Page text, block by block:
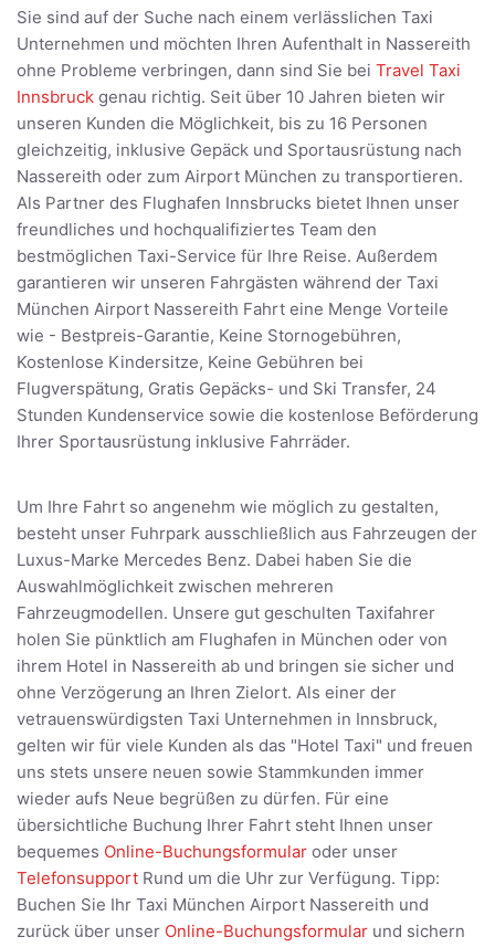
Sie sind auf der Suche nach einem verlässlichen Taxi
Unternehmen und möchten Ihren Aufenthalt in Nassereith
ohne Probleme verbringen, dann sind Sie bei Travel Taxi
Innsbruck genau richtig. Seit über 10 Jahren bieten wir
unseren Kunden die Möglichkeit, bis zu 16 Personen
gleichzeitig, inklusive Gepäck und Sportausrüstung nach
Nassereith oder zum Airport München zu transportieren.
Als Partner des Flughafen Innsbrucks bietet Ihnen unser
freundliches und hochqualifiziertes Team den
bestmöglichen Taxi-Service für Ihre Reise. Außerdem
garantieren wir unseren Fahrgästen während der Taxi
München Airport Nassereith Fahrt eine Menge Vorteile
wie - Bestpreis-Garantie, Keine Stornogebühren,
Kostenlose Kindersitze, Keine Gebühren bei
Flugverspätung, Gratis Gepäcks- und Ski Transfer, 24
Stunden Kundenservice sowie die kostenlose Beförderung
Ihrer Sportausrüstung inklusive Fahrräder.
Um Ihre Fahrt so angenehm wie möglich zu gestalten,
besteht unser Fuhrpark ausschließlich aus Fahrzeugen der
Luxus-Marke Mercedes Benz. Dabei haben Sie die
Auswahlmöglichkeit zwischen mehreren
Fahrzeugmodellen. Unsere gut geschulten Taxifahrer
holen Sie pünktlich am Flughafen in München oder von
ihrem Hotel in Nassereith ab und bringen sie sicher und
ohne Verzögerung an Ihren Zielort. Als einer der
vetrauenswürdigsten Taxi Unternehmen in Innsbruck,
gelten wir für viele Kunden als das "Hotel Taxi" und freuen
uns stets unsere neuen sowie Stammkunden immer
wieder aufs Neue begrüßen zu dürfen. Für eine
übersichtliche Buchung Ihrer Fahrt steht Ihnen unser
bequemes Online-Buchungsformular oder unser
Telefonsupport Rund um die Uhr zur Verfügung. Tipp:
Buchen Sie Ihr Taxi München Airport Nassereith und
zurück über unser Online-Buchungsformular und sichern